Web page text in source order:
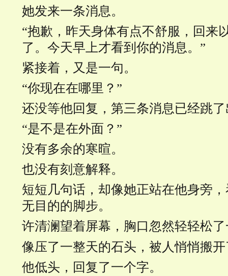
她发来一条消息。
“抱歉，昨天身体有点不舒服，回来
了。今天早上才看到你的消息。”
紧接着，又是一句。
“你现在在哪里？”
还没等他回复，第三条消息已经跳
“是不是在外面？”
没有多余的寒暄。
也没有刻意解释。
短短几句话，却像她正站在他身旁
无目的的脚步。
许清澜望着屏幕，胸口忽然轻轻松
像压了一整天的石头，被人悄悄搬
他低头，回复了一个字。